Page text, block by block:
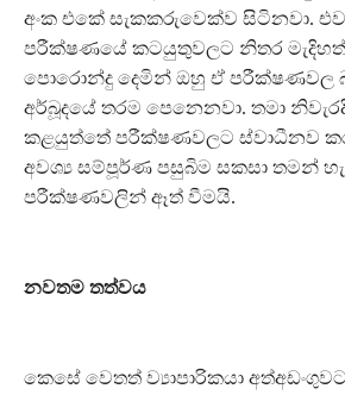
අංක එකේ සැකකරුවෙක්ව සිටිනවා.
පරීක්ෂණයේ කටයුතුවලට නිතර
පොරොන්දු දෙමින් ඔහු ඒ පරීක්ෂණවල
අර්බූදයේ තරම පෙනෙනවා. තමා
කළයුත්තේ පරීක්ෂණවලට ස්වාධීනව
අවශ්‍ය සම්පූර්ණ පසුබිම සකසා තමන්
පරීක්ෂණවලින් ඈත් වීමයි.
නවතම තත්වය
කෙසේ වෙතත් ව්‍යාපාරිකයා